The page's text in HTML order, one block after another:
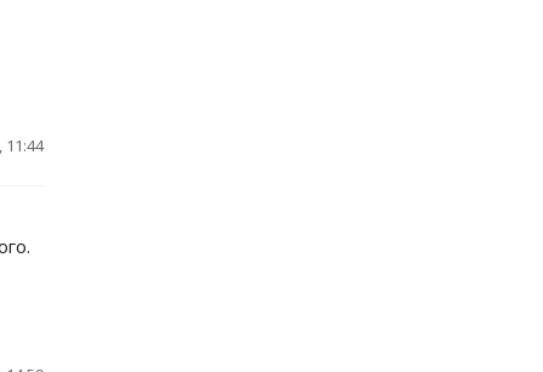
11:44